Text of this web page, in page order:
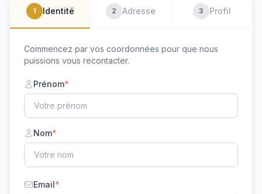
1 Identité 2 Adresse 3 Profil
Commencez par vos coordonnées pour que nous
puissions vous recontacter.
Prénom*
Nom*
Email*